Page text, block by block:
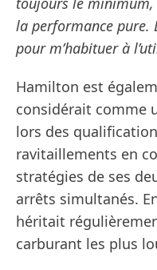
la performance pure.
pour m’habituer à
Hamilton est
considérait comme
lors des
ravitaillements en
stratégies de ses
arrêts simultanés.
héritait
carburant les plus